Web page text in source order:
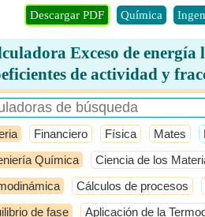
Descargar PDF Química
Exceso de
de actividad y
Financiero Física Mates
Química
Ciencia de los
Cálculos de procesos
de fase
Aplicación de la